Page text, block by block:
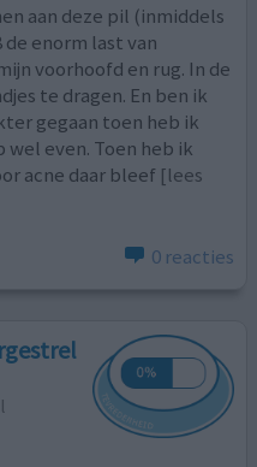
aan deze pil (inmiddels
de enorm last van
voorhoofd en rug. In de
te dragen. En ben ik
gegaan toen heb ik
even. Toen heb ik
acne daar bleef [lees
0 reacties